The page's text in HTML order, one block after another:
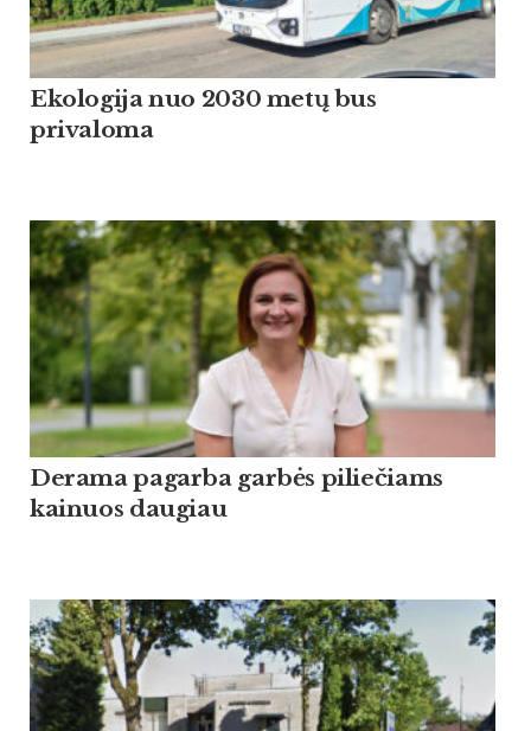
Ekologija nuo 2030 metų bus
privaloma
Derama pagarba garbės piliečiams
kainuos daugiau